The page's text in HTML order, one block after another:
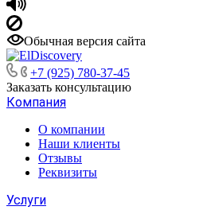
Обычная версия сайта
+7 (925) 780-37-45
Заказать консультацию
Компания
О компании
Наши клиенты
Отзывы
Реквизиты
Услуги